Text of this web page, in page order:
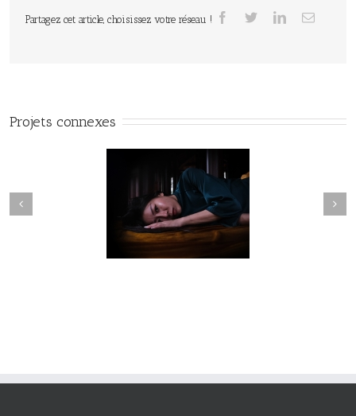
Partagez cet article, choisissez votre réseau !
Projets connexes
Fleuve #040
Fleuve #039